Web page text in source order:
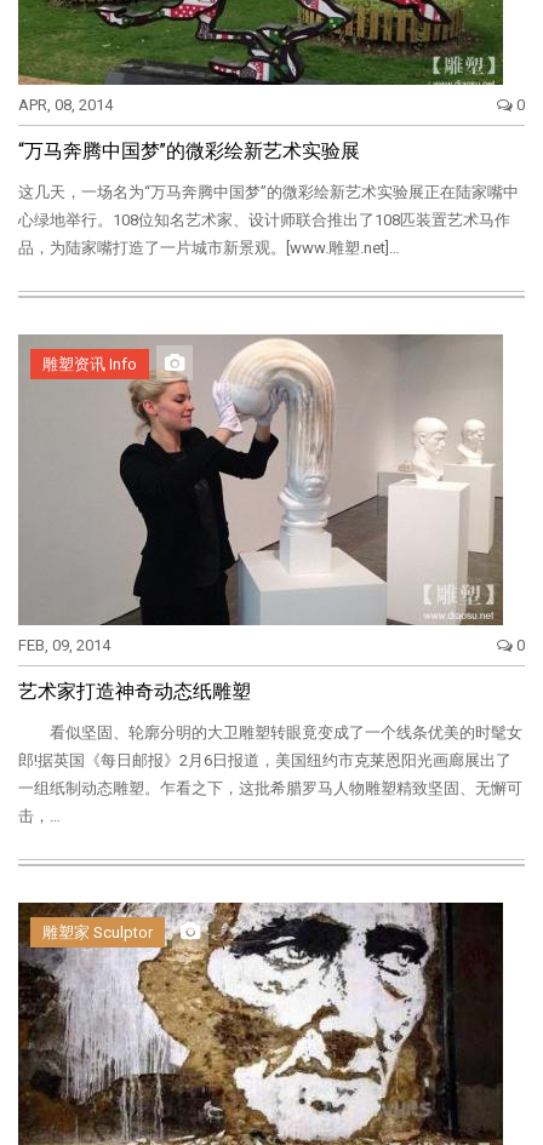
APR, 08, 2014 0
“万马奔腾中国梦”的微彩绘新艺术实验展
这几天，一场名为“万马奔腾中国梦”的微彩绘新艺术实验展正在陆家嘴中
心绿地举行。108位知名艺术家、设计师联合推出了108匹装置艺术马作
品，为陆家嘴打造了一片城市新景观。[www.雕塑.net]…
雕塑资讯 Info
FEB, 09, 2014 0
艺术家打造神奇动态纸雕塑
看似坚固、轮廓分明的大卫雕塑转眼竟变成了一个线条优美的时髦女
郎!据英国《每日邮报》2月6日报道，美国纽约市克莱恩阳光画廊展出了
一组纸制动态雕塑。乍看之下，这批希腊罗马人物雕塑精致坚固、无懈可
击，…
雕塑家 Sculptor